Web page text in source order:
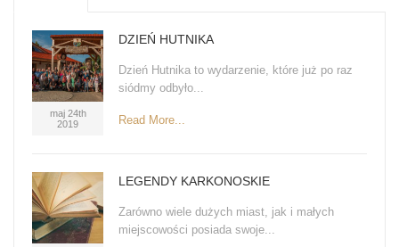
maj 24th
2019
DZIEŃ HUTNIKA
Dzień Hutnika to wydarzenie, które już po raz
siódmy odbyło...
Read More...
LEGENDY KARKONOSKIE
Zarówno wiele dużych miast, jak i małych
miejscowości posiada swoje...